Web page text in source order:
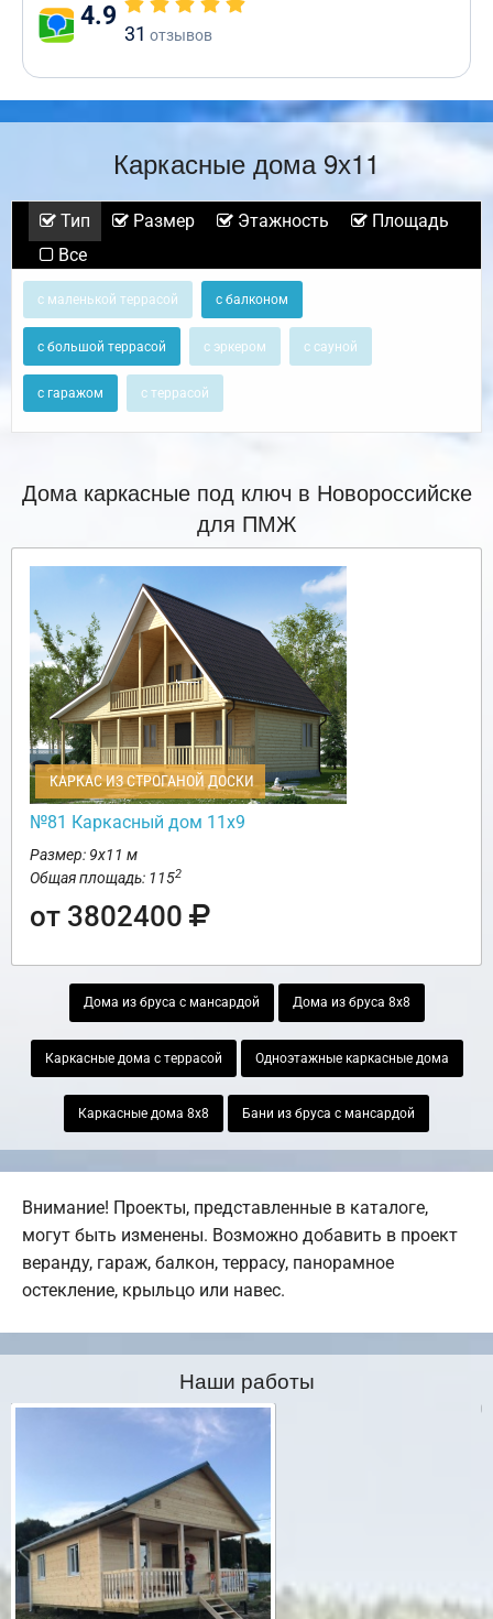
4.9
31 отзывов
Каркасные дома 9х11
Тип Размер Этажность
Площадь
Все
с маленькой террасой с балконом
с большой террасой с эркером с сауной
с гаражом с террасой
Дома каркасные под ключ в Новороссийске
для ПМЖ
КАРКАС ИЗ СТРОГАНОЙ ДОСКИ
№81 Каркасный дом 11х9
Размер: 9х11 м
Общая площадь: 1152
от 3802400
Дома из бруса с мансардой Дома из бруса 8х8
Каркасные дома с террасой Одноэтажные каркасные дома
Каркасные дома 8х8 Бани из бруса с мансардой
Внимание! Проекты, представленные в каталоге,
могут быть изменены. Возможно добавить в проект
веранду, гараж, балкон, террасу, панорамное
остекление, крыльцо или навес.
Наши работы